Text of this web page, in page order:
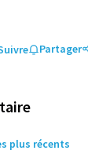
Partager
plus récents